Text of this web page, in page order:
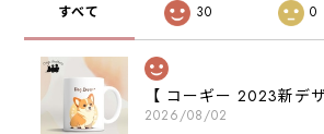
すべて 30 0
2026/08/02